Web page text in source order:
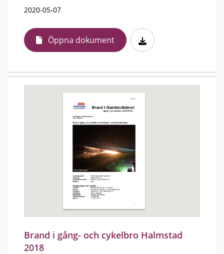
2020-05-07
Öppna dokument
Brand i gång- och cykelbro Halmstad
2018